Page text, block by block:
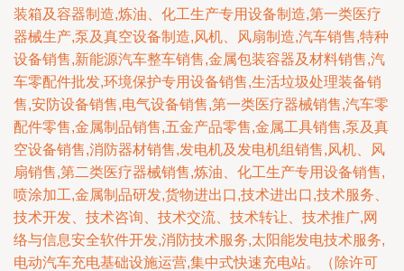
装箱及容器制造,炼油、化工生产专用设备制造,第一类医疗
器械生产,泵及真空设备制造,风机、风扇制造,汽车销售,特种
设备销售,新能源汽车整车销售,金属包装容器及材料销售,汽
车零配件批发,环境保护专用设备销售,生活垃圾处理装备销
售,安防设备销售,电气设备销售,第一类医疗器械销售,汽车零
配件零售,金属制品销售,五金产品零售,金属工具销售,泵及真
空设备销售,消防器材销售,发电机及发电机组销售,风机、风
扇销售,第二类医疗器械销售,炼油、化工生产专用设备销售,
喷涂加工,金属制品研发,货物进出口,技术进出口,技术服务、
技术开发、技术咨询、技术交流、技术转让、技术推广,网
络与信息安全软件开发,消防技术服务,太阳能发电技术服务,
电动汽车充电基础设施运营,集中式快速充电站。（除许可